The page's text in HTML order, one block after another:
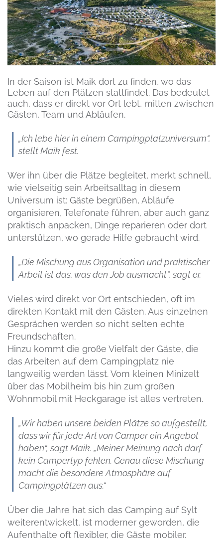
In der Saison ist Maik dort zu finden, wo das
Leben auf den Plätzen stattfindet. Das bedeutet
auch, dass er direkt vor Ort lebt, mitten zwischen
Gästen, Team und Abläufen.
„Ich lebe hier in einem Campingplatzuniversum“,
stellt Maik fest.
Wer ihn über die Plätze begleitet, merkt schnell,
wie vielseitig sein Arbeitsalltag in diesem
Universum ist: Gäste begrüßen, Abläufe
organisieren, Telefonate führen, aber auch ganz
praktisch anpacken, Dinge reparieren oder dort
unterstützen, wo gerade Hilfe gebraucht wird.
„Die Mischung aus Organisation und praktischer
Arbeit ist das, was den Job ausmacht“, sagt er.
Vieles wird direkt vor Ort entschieden, oft im
direkten Kontakt mit den Gästen. Aus einzelnen
Gesprächen werden so nicht selten echte
Freundschaften.
Hinzu kommt die große Vielfalt der Gäste, die
das Arbeiten auf dem Campingplatz nie
langweilig werden lässt. Vom kleinen Minizelt
über das Mobilheim bis hin zum großen
Wohnmobil mit Heckgarage ist alles vertreten.
„Wir haben unsere beiden Plätze so aufgestellt,
dass wir für jede Art von Camper ein Angebot
haben“, sagt Maik. „Meiner Meinung nach darf
kein Campertyp fehlen. Genau diese Mischung
macht die besondere Atmosphäre auf
Campingplätzen aus.“
Über die Jahre hat sich das Camping auf Sylt
weiterentwickelt, ist moderner geworden, die
Aufenthalte oft flexibler, die Gäste mobiler.